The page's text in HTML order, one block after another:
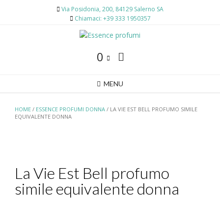
Via Posidonia, 200, 84129 Salerno SA
Chiamaci: +39 333 1950357
0
MENU
HOME / ESSENCE PROFUMI DONNA / LA VIE EST BELL PROFUMO SIMILE
EQUIVALENTE DONNA
La Vie Est Bell profumo
simile equivalente donna